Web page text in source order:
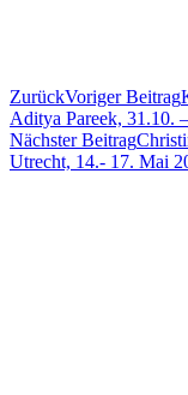
ZurückVoriger Beitrag
Aditya Pareek, 31.10.
Nächster Beitrag
Utrecht, 14.- 17. Mai